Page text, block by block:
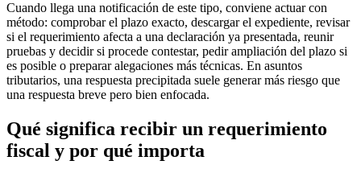
Cuando llega una notificación de este tipo, conviene actuar con
método: comprobar el plazo exacto, descargar el expediente, revisar
si el requerimiento afecta a una declaración ya presentada, reunir
pruebas y decidir si procede contestar, pedir ampliación del plazo si
es posible o preparar alegaciones más técnicas. En asuntos
tributarios, una respuesta precipitada suele generar más riesgo que
una respuesta breve pero bien enfocada.
Qué significa recibir un requerimiento
fiscal y por qué importa